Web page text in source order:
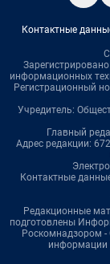
Контактные
информационных
Регистрационный
Учредитель:
Главный
Адрес редакции:
Контактные
Редакционные
подготовлены
Роскомнадзором -
информации